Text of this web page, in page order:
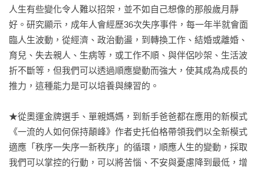
人生有些變化令人難以招架，並不如自己想像的那般歲月靜
好。研究顯示，成年人會經歷36次失序事件，每一年半就會面
臨人生波動，從經濟、政治動盪，到轉換工作、結婚或離婚、
育兒、失去親人、生病等，或工作不順、與伴侶吵架、生活波
折不斷等，但我們可以透過順應變動而強大，使其成為成長的
推力，這種能力是可以培養與練習的。
★從奧運金牌選手、單親媽媽，到新手爸爸都在應用的新模式
《一流的人如何保持顛峰》作者史托伯格帶領我們以全新模式
適應「秩序一失序一新秩序」的循環，順應人生的變動，採取
我們可以掌控的行動，可以將苦惱、不安與憂慮降到最低，增